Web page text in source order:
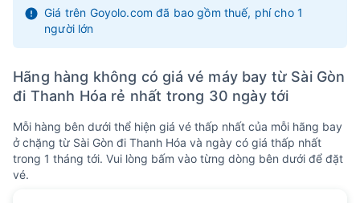
1352k
10
1352k
11
1352k
12
1352k
13
1352k
14
1352k
15
Giá trên Goyolo.com đã bao gồm thuế, phí cho 1
người lớn
Hãng hàng không có giá vé máy bay từ Sài Gòn
đi Thanh Hóa rẻ nhất trong 30 ngày tới
Mỗi hàng bên dưới thể hiện giá vé thấp nhất của mỗi hãng bay
ở chặng từ Sài Gòn đi Thanh Hóa và ngày có giá thấp nhất
trong 1 tháng tới. Vui lòng bấm vào từng dòng bên dưới để đặt
vé.